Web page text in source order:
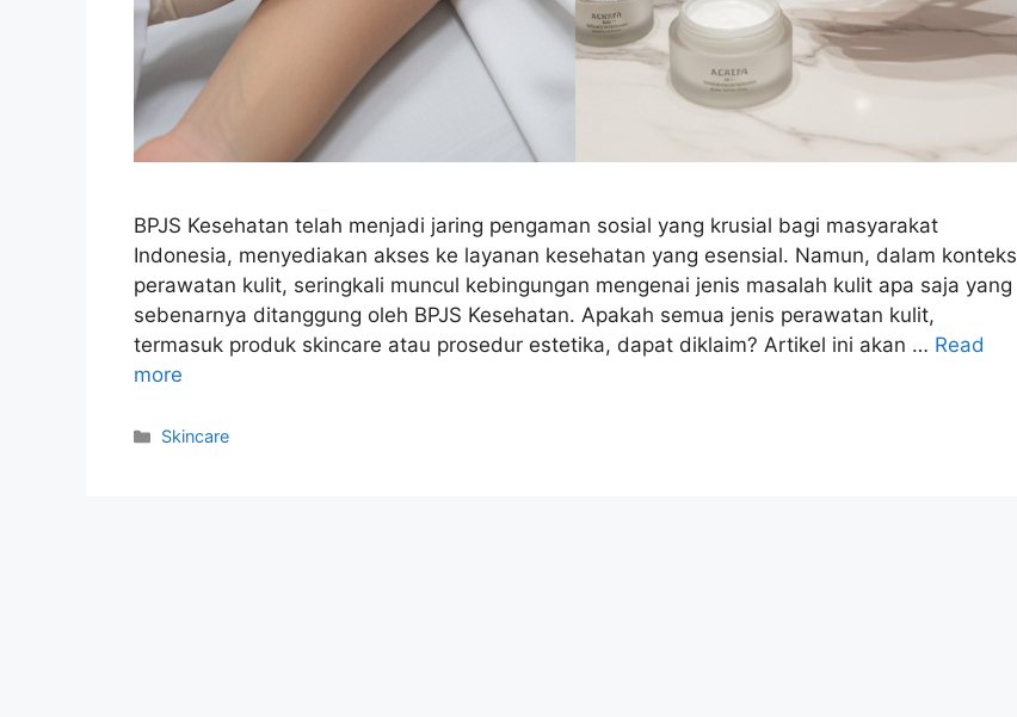
BPJS Kesehatan telah menjadi jaring pengaman sosial yang krusial bagi masyarakat
Indonesia, menyediakan akses ke layanan kesehatan yang esensial. Namun, dalam konteks
perawatan kulit, seringkali muncul kebingungan mengenai jenis masalah kulit apa saja yang
sebenarnya ditanggung oleh BPJS Kesehatan. Apakah semua jenis perawatan kulit,
termasuk produk skincare atau prosedur estetika, dapat diklaim? Artikel ini akan … Read
more
Kategori
Skincare